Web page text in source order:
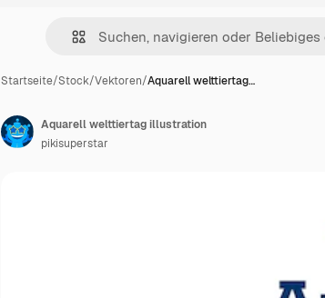
Startseite/Stock/Vektoren/Aquarell welttiertag…
Aquarell welttiertag illustration
pikisuperstar